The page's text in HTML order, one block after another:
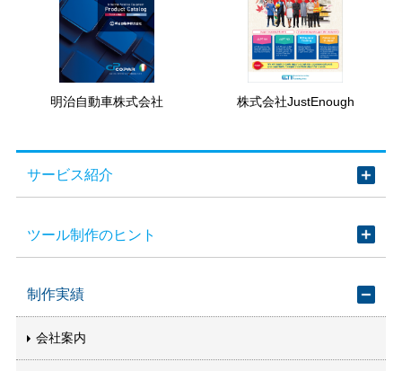
明治自動車株式会社 株式会社JustEnough
サービス紹介
ツール制作のヒント
制作実績
会社案内